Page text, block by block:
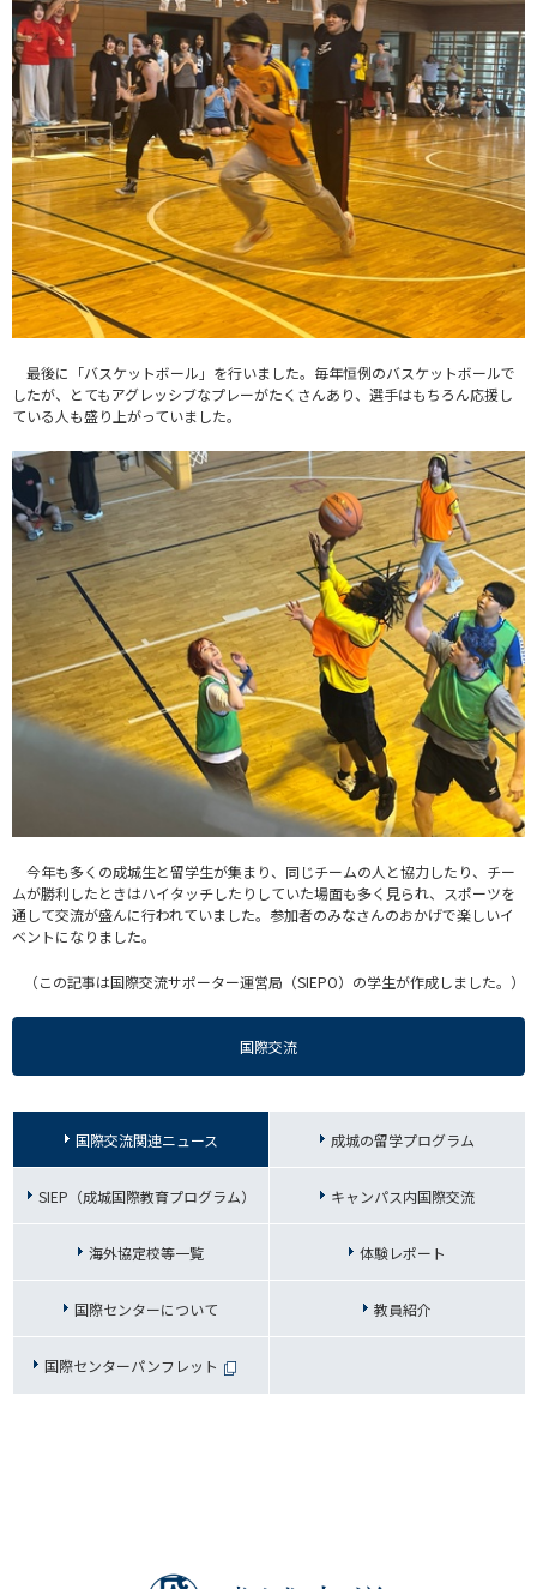
最後に「バスケットボール」を行いました。毎年恒例のバスケットボールで
したが、とてもアグレッシブなプレーがたくさんあり、選手はもちろん応援し
ている人も盛り上がっていました。
今年も多くの成城生と留学生が集まり、同じチームの人と協力したり、チー
ムが勝利したときはハイタッチしたりしていた場面も多く見られ、スポーツを
通して交流が盛んに行われていました。参加者のみなさんのおかげで楽しいイ
ベントになりました。
（この記事は国際交流サポーター運営局（SIEPO）の学生が作成しました。）
国際交流
国際交流関連ニュース 成城の留学プログラム
SIEP（成城国際教育プログラム） キャンパス内国際交流
海外協定校等一覧 体験レポート
国際センターについて 教員紹介
国際センターパンフレット